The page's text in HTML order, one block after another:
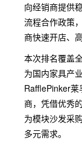
向经销商提供
流程合作政策
商快速开店、
本次排名覆盖
为国内家具产
RafflePinker
商，凭借优秀
为模块沙发采
多元需求。